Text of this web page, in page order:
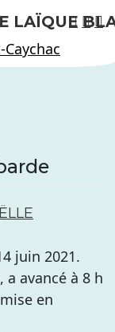
juin 2021.
avancé à 8 h
en